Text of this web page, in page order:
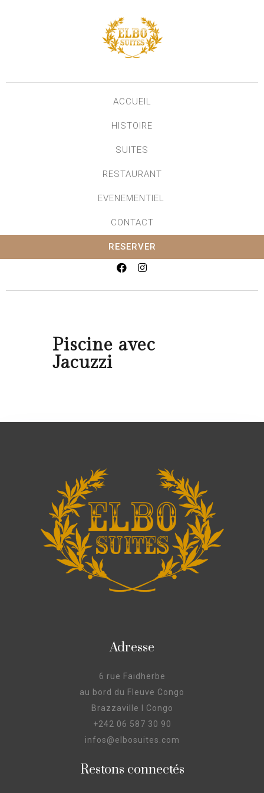
ACCUEIL
HISTOIRE
SUITES
RESTAURANT
EVENEMENTIEL
CONTACT
RESERVER
Piscine avec
Jacuzzi
Adresse
6 rue Faidherbe
au bord du Fleuve Congo
Brazzaville I Congo
+242 06 587 30 90
infos@elbosuites.com
Restons connectés